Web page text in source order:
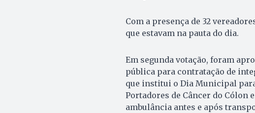
Com a presença de 32
que estavam na pauta do dia.
Em segunda votação, foram
pública para contratação de
que institui o Dia Municipal
Portadores de Câncer do Cólon
ambulância antes e após